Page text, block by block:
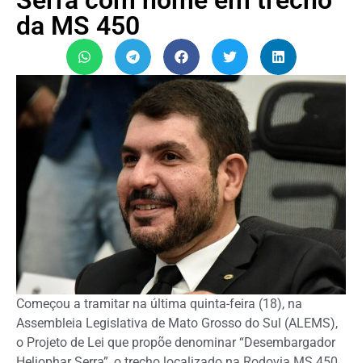
da MS 450
Começou a tramitar na última quinta-feira (18), na
Assembleia Legislativa de Mato Grosso do Sul (ALEMS),
o Projeto de Lei que propõe denominar “Desembargador